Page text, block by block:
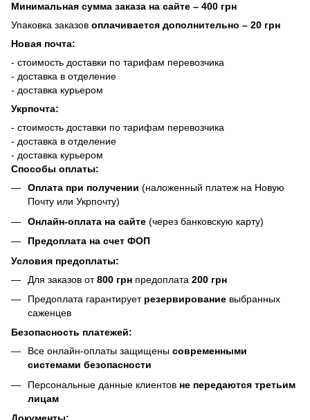
Минимальная сумма заказа на сайте – 400 грн
Упаковка заказов оплачивается дополнительно – 20 грн
Новая почта:
- стоимость доставки по тарифам перевозчика
- доставка в отделение
- доставка курьером
Укрпочта:
- стоимость доставки по тарифам перевозчика
- доставка в отделение
- доставка курьером
Способы оплаты:
Оплата при получении (наложенный платеж на Новую
Почту или Укрпочту)
Онлайн-оплата на сайте (через банковскую карту)
Предоплата на счет ФОП
Условия предоплаты:
Для заказов от800 грн предоплата 200 грн
Предоплата гарантирует резервирование выбранных
саженцев
Безопасность платежей:
Все онлайн-оплаты защищены современными
системами безопасности
Персональные данные клиентов не передаются третьим
лицам